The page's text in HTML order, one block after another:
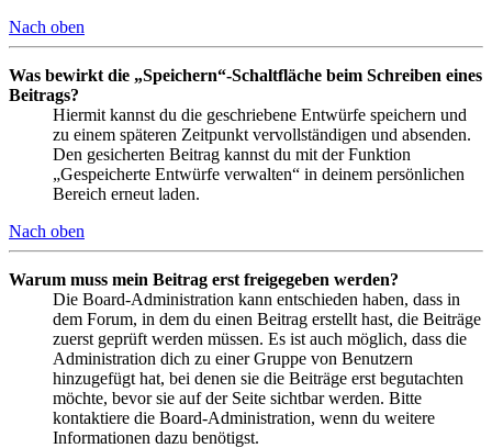
Nach oben
Was bewirkt die „Speichern“-Schaltfläche beim Schreiben eines
Beitrags?
Hiermit kannst du die geschriebene Entwürfe speichern und
zu einem späteren Zeitpunkt vervollständigen und absenden.
Den gesicherten Beitrag kannst du mit der Funktion
„Gespeicherte Entwürfe verwalten“ in deinem persönlichen
Bereich erneut laden.
Nach oben
Warum muss mein Beitrag erst freigegeben werden?
Die Board-Administration kann entschieden haben, dass in
dem Forum, in dem du einen Beitrag erstellt hast, die Beiträge
zuerst geprüft werden müssen. Es ist auch möglich, dass die
Administration dich zu einer Gruppe von Benutzern
hinzugefügt hat, bei denen sie die Beiträge erst begutachten
möchte, bevor sie auf der Seite sichtbar werden. Bitte
kontaktiere die Board-Administration, wenn du weitere
Informationen dazu benötigst.